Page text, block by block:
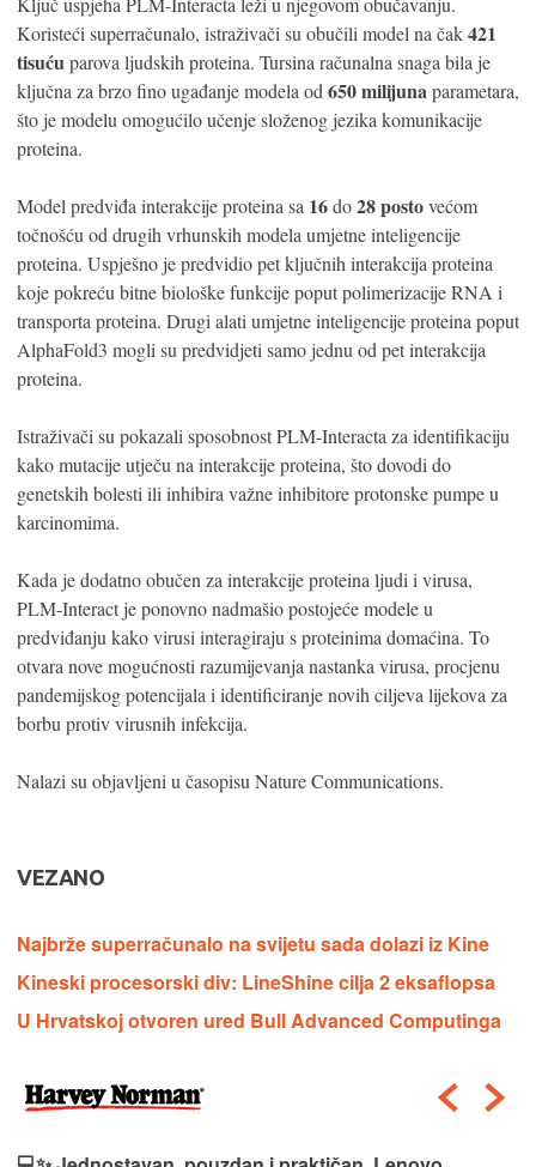
Koristeći superračunalo, istraživači su obučili model na čak421
tisućuparova ljudskih proteina. Tursina računalna snaga bila je
ključna za brzo fino ugađanje modela od650 milijunaparametara,
što je modelu omogućilo učenje složenog jezika komunikacije
proteina.
Model predviđa interakcije proteina sa 16do28 postovećom
točnošću od drugih vrhunskih modela umjetne inteligencije
proteina. Uspješno je predvidio pet ključnih interakcija proteina
koje pokreću bitne biološke funkcije poput polimerizacije RNA i
transporta proteina. Drugi alati umjetne inteligencije proteina poput
AlphaFold3 mogli su predvidjeti samo jednu od pet interakcija
proteina.
Istraživači su pokazali sposobnost PLM-Interacta za identifikaciju
kako mutacije utječu na interakcije proteina, što dovodi do
genetskih bolesti ili inhibira važne inhibitore protonske pumpe u
karcinomima.
Kada je dodatno obučen za interakcije proteina ljudi i virusa,
PLM-Interact je ponovno nadmašio postojeće modele u
predviđanju kako virusi interagiraju s proteinima domaćina. To
otvara nove mogućnosti razumijevanja nastanka virusa, procjenu
pandemijskog potencijala i identificiranje novih ciljeva lijekova za
borbu protiv virusnih infekcija.
Nalazi su objavljeni u časopisu Nature Communications.
VEZANO
Najbrže superračunalo na svijetu sada dolazi iz Kine
Kineski procesorski div: LineShine cilja 2 eksaflopsa
U Hrvatskoj otvoren ured Bull Advanced Computinga